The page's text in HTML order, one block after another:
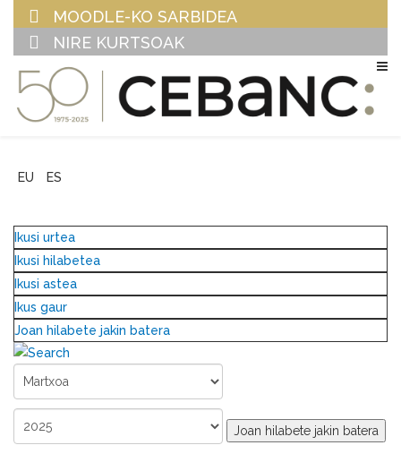
MOODLE-KO SARBIDEA
NIRE KURTSOAK
EU ES
Ikusi urtea
Ikusi hilabetea
Ikusi astea
Ikus gaur
Joan hilabete jakin batera
Joan hilabete jakin batera